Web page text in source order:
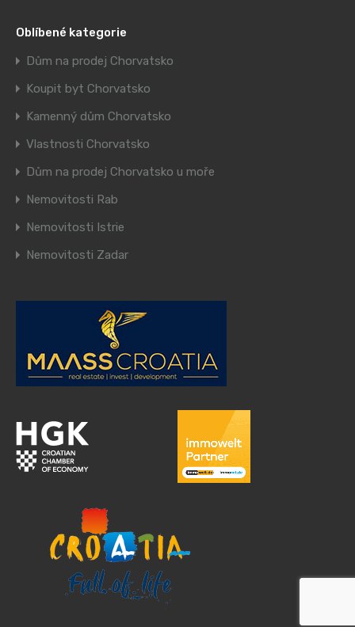
Oblíbené kategorie
Dům na prodej Chorvatsko
Koupit byt Chorvatsko
Kamenný dům Chorvatsko
Vlastnosti Chorvatsko
Dům na prodej Chorvatsko u moře
Nemovitosti Rab
Nemovitosti Istrie
Nemovitosti Zadar